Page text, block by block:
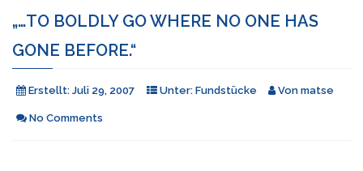
„…TO BOLDLY GO WHERE NO ONE HAS
GONE BEFORE.“
Erstellt: Juli 29, 2007 Unter: Fundstücke Von matse
No Comments